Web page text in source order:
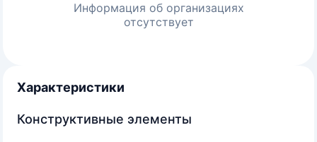
Информация об организациях
отсутствует
Характеристики
Конструктивные элементы